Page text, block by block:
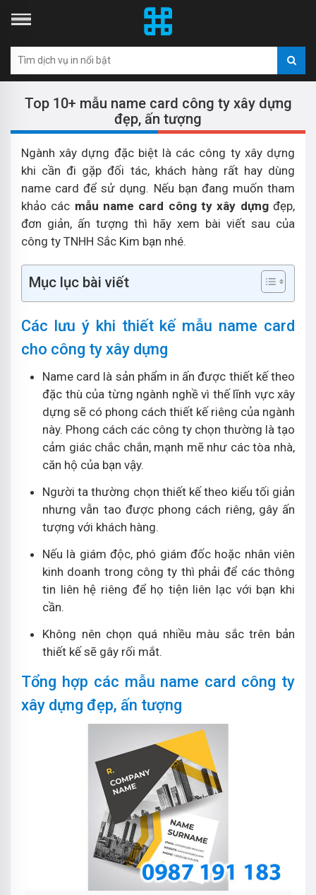
Top 10+ mẫu name card công ty xây dựng
đẹp, ấn tượng
Ngành xây dựng đặc biệt là các công ty xây dựng
khi cần đi gặp đối tác, khách hàng rất hay dùng
name card để sử dụng. Nếu bạn đang muốn tham
khảo các mẫu name card công ty xây dựngđẹp,
đơn giản, ấn tượng thì hãy xem bài viết sau của
công ty TNHH Sắc Kim bạn nhé.
Mục lục bài viết
Các lưu ý khi thiết kế mẫu name card
cho công ty xây dựng
Name card là sản phẩm in ấn được thiết kế theo
đặc thù của từng ngành nghề vì thế lĩnh vực xây
dựng sẽ có phong cách thiết kế riêng của ngành
này. Phong cách các công ty chọn thường là tạo
cảm giác chắc chắn, mạnh mẽ như các tòa nhà,
căn hộ của bạn vậy.
Người ta thường chọn thiết kế theo kiểu tối giản
nhưng vẫn tao được phong cách riêng, gây ấn
tượng với khách hàng.
Nếu là giám độc, phó giám đốc hoặc nhân viên
kinh doanh trong công ty thì phải để các thông
tin liên hệ riêng để họ tiện liên lạc với bạn khi
cần.
Không nên chọn quá nhiều màu sắc trên bản
thiết kế sẽ gây rối mắt.
Tổng hợp các mẫu name card công ty
xây dựng đẹp, ấn tượng